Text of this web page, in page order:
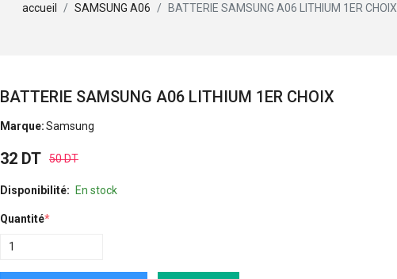
accueil SAMSUNG A06 BATTERIE SAMSUNG A06 LITHIUM 1ER CHOIX
BATTERIE SAMSUNG A06 LITHIUM 1ER CHOIX
Marque:Samsung
32 DT 50 DT
Disponibilité: En stock
Quantité*